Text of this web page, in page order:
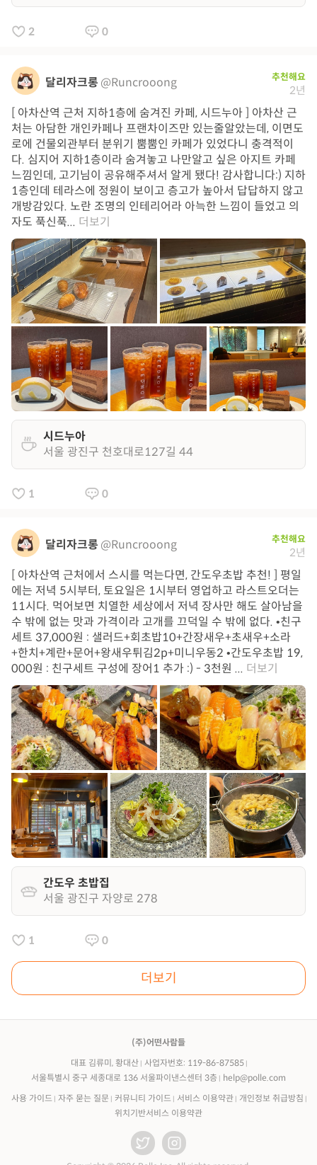
2 0
달리자크롱 @Runcrooong 추천해요
2년
[ 아차산역 근처 지하1층에 숨겨진 카페, 시드누아 ] 아차산 근
처는 아담한 개인카페나 프랜차이즈만 있는줄알았는데, 이면도
로에 건물외관부터 분위기 뿜뿜인 카페가 있었다니 충격적이
다. 심지어 지하1층이라 숨겨놓고 나만알고 싶은 아지트 카페
느낌인데, 고기님이 공유해주셔서 알게 됐다! 감사합니다:) 지하
1층인데 테라스에 정원이 보이고 층고가 높아서 답답하지 않고
개방감있다. 노란 조명의 인테리어라 아늑한 느낌이 들었고 의
자도 푹신푹... 더보기
시드누아
서울 광진구 천호대로127길 44
1 0
달리자크롱 @Runcrooong 추천해요
2년
[ 아차산역 근처에서 스시를 먹는다면, 간도우초밥 추천! ] 평일
에는 저녁 5시부터, 토요일은 1시부터 영업하고 라스트오더는
11시다. 먹어보면 치열한 세상에서 저녁 장사만 해도 살아남을
수 밖에 없는 맛과 가격이라 고개를 끄덕일 수 밖에 없다. •친구
세트 37,000원 : 샐러드+회초밥10+간장새우+초새우+소라
+한치+계란+문어+왕새우튀김2p+미니우동2 •간도우초밥 19,
000원 : 친구세트 구성에 장어1 추가 :) - 3천원 ... 더보기
간도우 초밥집
서울 광진구 자양로 278
1 0
더보기
(주)어떤사람들
대표 김류미, 황대산
사업자번호: 119-86-87585
서울특별시 중구 세종대로 136 서울파이낸스센터 3층
help@polle.com
사용 가이드 자주 묻는 질문 커뮤니티 가이드 서비스 이용약관
개인정보 취급방침
위치기반서비스 이용약관